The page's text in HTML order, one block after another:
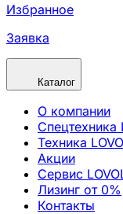
Избранное
Заявка
Каталог
О компании
Спецтехника
Техника
Акции
Сервис
Лизинг от 0%
Контакты